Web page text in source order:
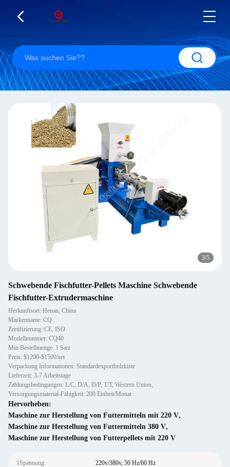
3/5
Schwebende Fischfutter-Pellets Maschine Schwebende
Fischfutter-Extrudermaschine
Herkunftsort: Henan, China
Markenname: CQ
Zertifizierung: CE, ISO
Modellnummer: CQ40
Min Bestellmenge: 1 Satz
Preis: $1200-$1500/set
Verpackung Informationen: Standardexportholzkiste
Lieferzeit: 3-7 Arbeitstage
Zahlungsbedingungen: L/C, D/A, D/P, T/T, Western Union,
Versorgungsmaterial-Fähigkeit: 200 Einheit/Monat
Hervorheben:
Maschine zur Herstellung von Futtermitteln mit 220 V,
Maschine zur Herstellung von Futtermitteln 380 V,
Maschine zur Herstellung von Futterpellets mit 220 V
1Spannung: 220v/380v, 50 Hz/60 Hz